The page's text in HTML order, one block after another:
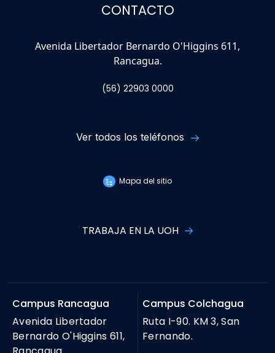
CONTACTO
Avenida Libertador Bernardo O'Higgins 611,
Rancagua.
(56) 22903 0000
Ver todos los teléfonos
Mapa del sitio
TRABAJA EN LA UOH
Campus Rancagua
Avenida Libertador
Bernardo O'Higgins 611,
Campus Colchagua
Ruta I-90. KM 3, San
Fernando.